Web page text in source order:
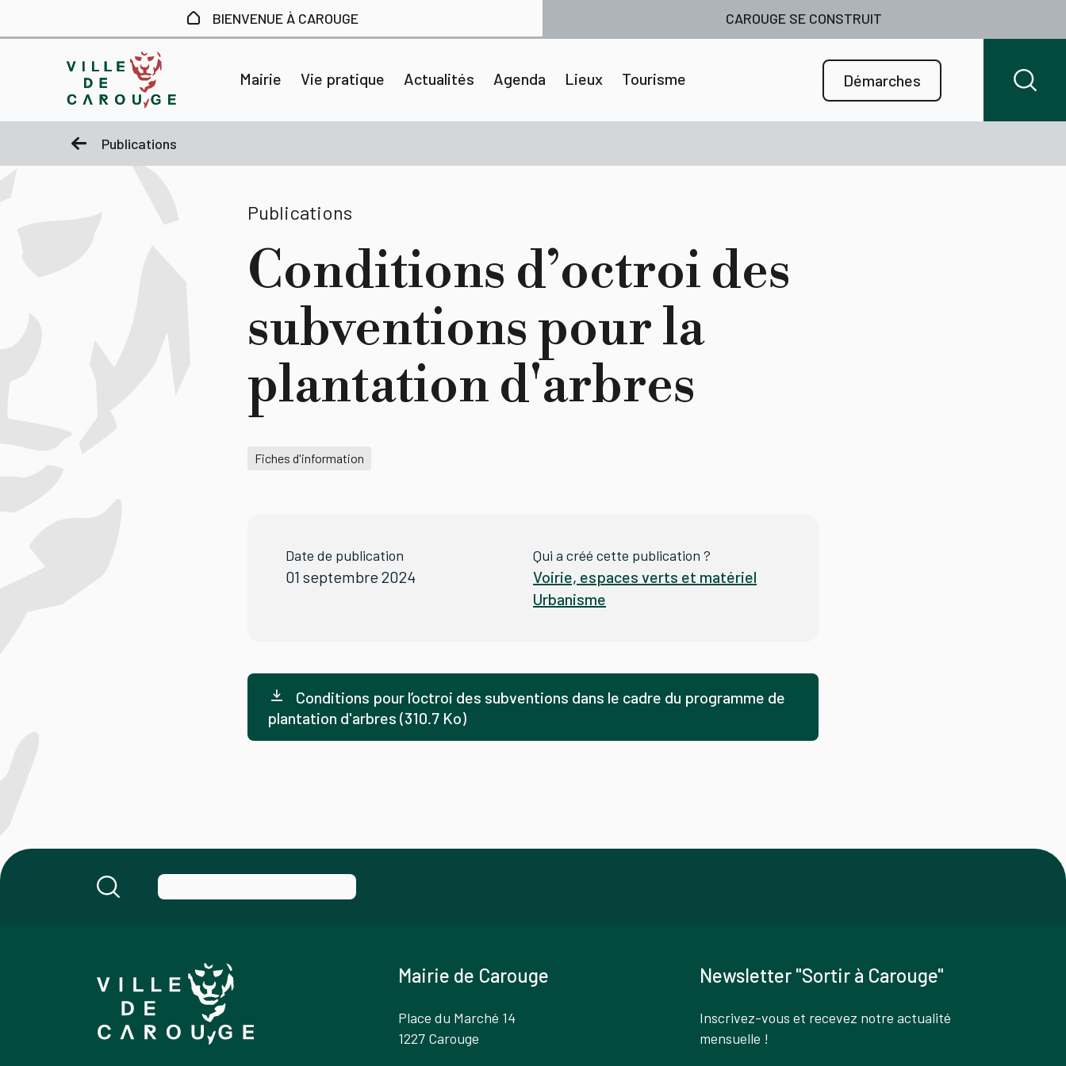
BIENVENUE À CAROUGE CAROUGE SE CONSTRUIT
Mairie Vie pratique Actualités Agenda Lieux Tourisme Démarches
Publications
Publications
Conditions d’octroi des
subventions pour la
plantation d'arbres
Fiches d'information
Date de publication
01 septembre 2024
Qui a créé cette publication ?
Voirie, espaces verts et matériel
Urbanisme
Conditions pour l’octroi des subventions dans le cadre du programme de
plantation d'arbres (310.7 Ko)
Mairie de Carouge
Place du Marché 14
1227 Carouge
Newsletter "Sortir à Carouge"
Inscrivez-vous et recevez notre actualité
mensuelle !